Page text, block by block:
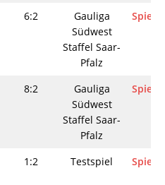
6:2
Gauliga
Südwest
Staffel Saar-
Pfalz
8:2
Gauliga
Südwest
Staffel Saar-
Pfalz
1:2 Testspiel